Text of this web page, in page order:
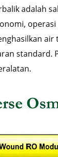
adalah
standard.